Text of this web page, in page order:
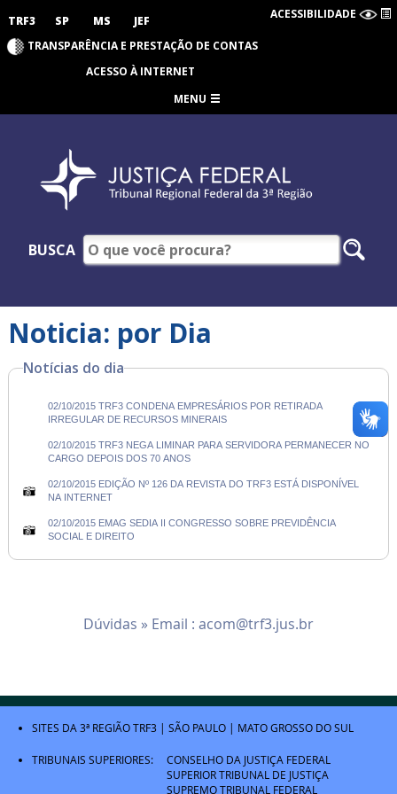
TRF3 SP MS JEF ACESSIBILIDADE
TRANSPARÊNCIA E PRESTAÇÃO DE CONTAS
ACESSO À INTERNET
MENU
BUSCA
Noticia: por Dia
Notícias do dia
02/10/2015 TRF3 CONDENA EMPRESÁRIOS POR RETIRADA
IRREGULAR DE RECURSOS MINERAIS
02/10/2015 TRF3 NEGA LIMINAR PARA SERVIDORA PERMANECER NO
CARGO DEPOIS DOS 70 ANOS
02/10/2015 EDIÇÃO Nº 126 DA REVISTA DO TRF3 ESTÁ DISPONÍVEL
NA INTERNET
02/10/2015 EMAG SEDIA II CONGRESSO SOBRE PREVIDÊNCIA
SOCIAL E DIREITO
Dúvidas » Email : acom@trf3.jus.br
SITES DA 3ª REGIÃOTRF3 | SÃO PAULO | MATO GROSSO DO SUL
TRIBUNAIS SUPERIORES:
CONSELHO DA JUSTIÇA FEDERAL
SUPERIOR TRIBUNAL DE JUSTIÇA
SUPREMO TRIBUNAL FEDERAL